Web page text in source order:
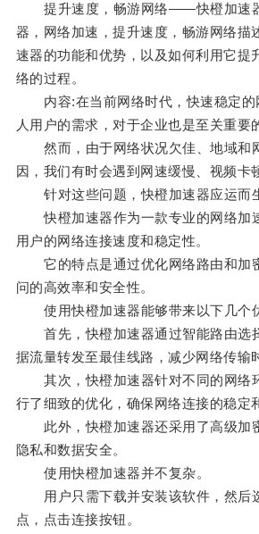
提升速度，畅游网络——快橙加速器
器，网络加速，提升速度，畅游网络描
速器的功能和优势，以及如何利用它提
络的过程。
内容:在当前网络时代，快速稳定的
人用户的需求，对于企业也是至关重要
然而，由于网络状况欠佳、地域和
因，我们有时会遇到网速缓慢、视频卡
针对这些问题，快橙加速器应运而
快橙加速器作为一款专业的网络加
用户的网络连接速度和稳定性。
它的特点是通过优化网络路由和加
问的高效率和安全性。
使用快橙加速器能够带来以下几个
首先，快橙加速器通过智能路由选
据流量转发至最佳线路，减少网络传输
其次，快橙加速器针对不同的网络
行了细致的优化，确保网络连接的稳定
此外，快橙加速器还采用了高级加
隐私和数据安全。
使用快橙加速器并不复杂。
用户只需下载并安装该软件，然后
点，点击连接按钮。